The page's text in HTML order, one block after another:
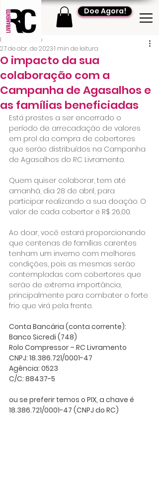
Doe Agora!
O impacto da sua
colaboração com a
Campanha de Agasalhos e
as famílias beneficiadas
RC Livramento
27 de abr. de 20231 min de leitura
Está prestes a ser encerrado o
período de arrecadação de valores
em prol da compra de cobertores
que serão distribuídos na Campanha
de Agasalhos do RC Livramento.
Quem quiser colaborar, tem até
amanhã, dia 28 de abril, para
participar realizando a sua doação. O
valor de cada cobertor é R$ 26,00.
Ao doar, você estará proporcionando
que centenas de famílias carentes
tenham um inverno com melhores
condições, pois as mesmas serão
contempladas com cobertores que
serão de extrema importância,
principalmente para combater o forte
frio que virá pela frente.
Conta Bancária (conta corrente):
Banco Sicredi (748)
Rolo Compressor – RC Livramento
CNPJ: 18.386.721/0001-47
Agência: 0523
C/C: 88437-5
ou se preferir temos o PIX, a chave é
18.386.721/0001-47 (CNPJ do RC)